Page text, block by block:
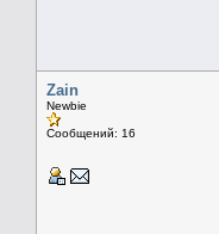
Zain
Newbie
Сообщений: 16